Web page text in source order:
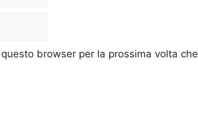
browser per la prossima volta che